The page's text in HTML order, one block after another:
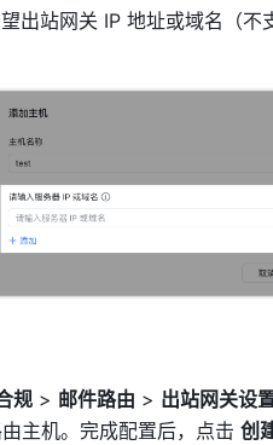
出站网关 IP 地址或域名（不
规 > 邮件路由 > 出站网关设
主机。完成配置后，点击 创